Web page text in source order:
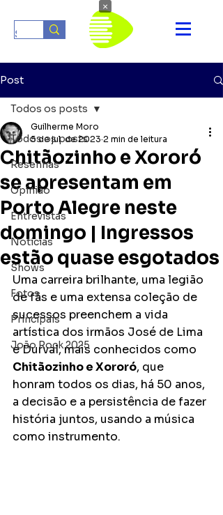
Post
Todos os posts
Resenhas
Opinião
Entrevistas
Notícias
Shows
Fotos
Principais
João Rock 2025
Todos os posts
Chitãozinho e Xororó
se apresentam em
Porto Alegre neste
domingo | Ingressos
estão quase esgotados
Guilherme Moro
5 de jul. de 2023 2 min de leitura
Uma carreira brilhante, uma legião
de fãs e uma extensa coleção de
sucessos preenchem a vida
artística dos irmãos José de Lima
e Durval, mais conhecidos como
Chitãozinho e Xororó, que
honram todos os dias, há 50 anos,
a decisão e a persistência de fazer
história juntos, usando a música
como instrumento.
×